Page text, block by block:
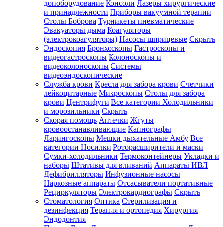
допоборудование Консоли Лазеры хирургические
и принадлежности Приборы вакуумной терапии
Столы Боброва Турникеты пневматические
Эвакуаторы дыма Коагуляторы
(электрокоагуляторы) Насосы шприцевые Скрыть
Эндоскопия Бронхоскопы Гастроскопы и
видеогастроскопы Колоноскопы и
видеоколоноскопы Системы
видеоэндоскопические
Служба крови Кресла для забора крови Счетчики
лейкоцитарные Микроскопы Столы для забора
крови Центрифуги Все категории Холодильники
и морозильники Скрыть
Скорая помощь Аптечки Жгуты
кровоостанавливающие Капнографы
Ларингоскопы Мешки дыхательные Амбу Все
категории Носилки Роторасширители и маски
Сумки-холодильники Термоконтейнеры Укладки и
наборы Штативы для вливаний Аппараты ИВЛ
Дефибрилляторы Инфузионные насосы
Наркозные аппараты Отсасыватели портативные
Рециркуляторы Электрокардиографы Скрыть
Стоматология Оптика Стерилизация и
дезинфекция Терапия и ортопедия Хирургия
Эндодонтия